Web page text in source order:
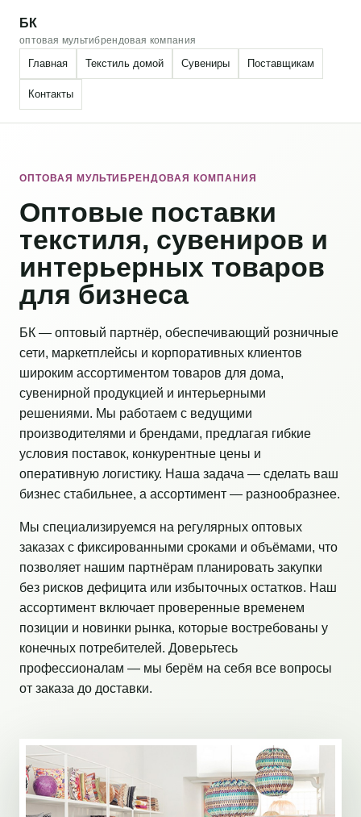
БК
оптовая мультибрендовая компания
Главная Текстиль домой Сувениры Поставщикам
Контакты
ОПТОВАЯ МУЛЬТИБРЕНДОВАЯ КОМПАНИЯ
Оптовые поставки
текстиля, сувениров и
интерьерных товаров
для бизнеса
БК — оптовый партнёр, обеспечивающий розничные
сети, маркетплейсы и корпоративных клиентов
широким ассортиментом товаров для дома,
сувенирной продукцией и интерьерными
решениями. Мы работаем с ведущими
производителями и брендами, предлагая гибкие
условия поставок, конкурентные цены и
оперативную логистику. Наша задача — сделать ваш
бизнес стабильнее, а ассортимент — разнообразнее.
Мы специализируемся на регулярных оптовых
заказах с фиксированными сроками и объёмами, что
позволяет нашим партнёрам планировать закупки
без рисков дефицита или избыточных остатков. Наш
ассортимент включает проверенные временем
позиции и новинки рынка, которые востребованы у
конечных потребителей. Доверьтесь
профессионалам — мы берём на себя все вопросы
от заказа до доставки.